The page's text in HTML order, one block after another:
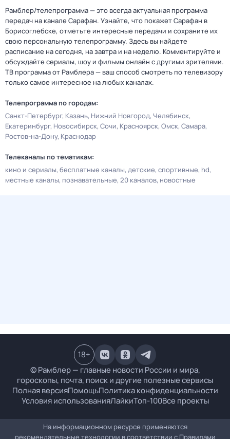
Рамблер/телепрограмма — это всегда актуальная программа
передач на канале Сарафан. Узнайте, что покажет Сарафан в
Борисоглебске, отметьте интересные передачи и сохраните их
свою персональную телепрограмму. Здесь вы найдете
расписание на сегодня, на завтра и на неделю. Комментируйте и
обсуждайте сериалы, шоу и фильмы онлайн с другими зрителями.
ТВ программа от Рамблера — ваш способ смотреть по телевизору
только самое интересное на любых каналах.
Телепрограмма по городам:
Санкт-Петербург Казань Нижний Новгород Челябинск
Екатеринбург Новосибирск Сочи Красноярск Омск Самара
Ростов-на-Дону Краснодар
Телеканалы по тематикам:
кино и сериалы бесплатные каналы детские спортивные hd
местные каналы познавательные 20 каналов новостные
© Рамблер — главные новости России и мира,
гороскопы, почта, поиск и другие полезные сервисы
Полная версияПомощьПолитика конфиденциальности
Условия использованияЛайкиТоп-100Все проекты
18+
На информационном ресурсе применяются
рекомендательные технологии в соответствии с Правилами